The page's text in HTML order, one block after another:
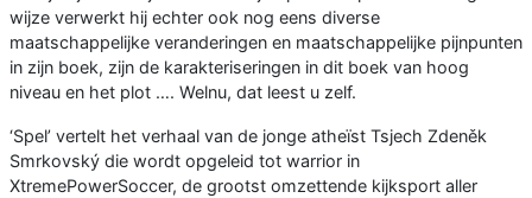
wijze verwerkt hij echter ook nog eens diverse
maatschappelijke veranderingen en maatschappelijke pijnpunten
in zijn boek, zijn de karakteriseringen in dit boek van hoog
niveau en het plot …. Welnu, dat leest u zelf.
‘Spel’ vertelt het verhaal van de jonge atheïst Tsjech Zdeněk
Smrkovský die wordt opgeleid tot warrior in
XtremePowerSoccer, de grootst omzettende kijksport aller